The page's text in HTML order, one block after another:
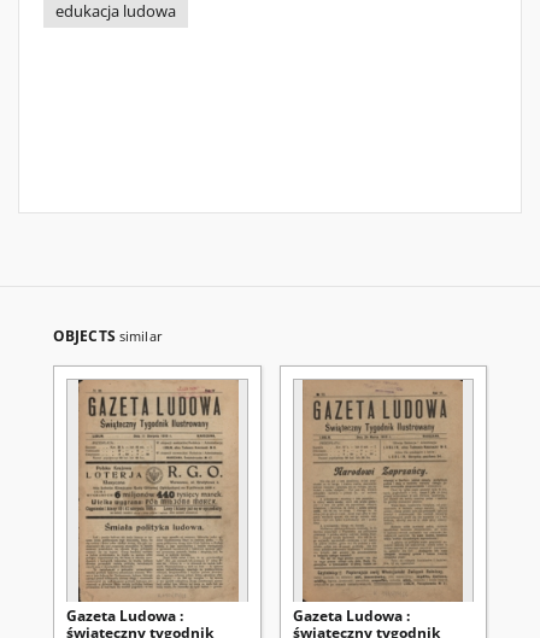
edukacja ludowa
OBJECTS similar
Gazeta Ludowa :
świąteczny tygodnik
Gazeta Ludowa :
świąteczny tygodnik